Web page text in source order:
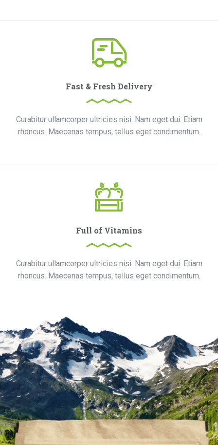
Fast & Fresh Delivery
Curabitur ullamcorper ultricies nisi. Nam eget dui. Etiam
rhoncus. Maecenas tempus, tellus eget condimentum.
Full of Vitamins
Curabitur ullamcorper ultricies nisi. Nam eget dui. Etiam
rhoncus. Maecenas tempus, tellus eget condimentum.